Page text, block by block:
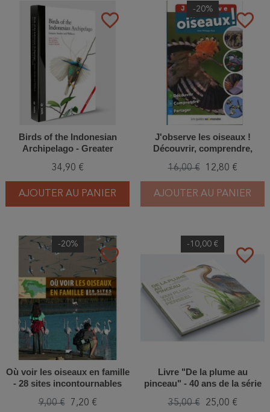
favorite_border
Birds of the Indonesian
Archipelago - Greater
34,90 €
AJOUTER AU PANIER
favorite_border
-20%
J'observe les oiseaux !
Découvrir, comprendre,
16,00 € 12,80 €
AJOUTER AU PANIER
favorite_border
-20%
Où voir les oiseaux en famille
- 28 sites incontournables
9,00 € 7,20 €
favorite_border
-10,00 €
Livre "De la plume au
pinceau" - 40 ans de la série
oiseaux - André Buzin
35,00 € 25,00 €